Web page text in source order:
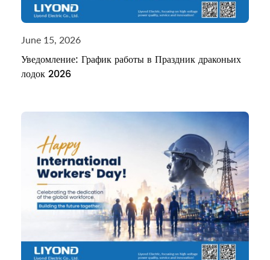
June 15, 2026
Уведомление: График работы в Праздник драконьих
лодок 2026